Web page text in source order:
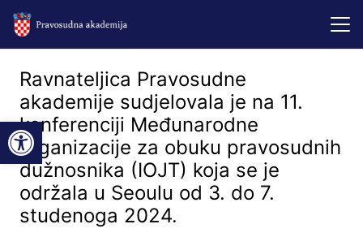
Open toolbar
Ravnateljica Pravosudne
akademije sudjelovala je na 11.
konferenciji Međunarodne
organizacije za obuku pravosudnih
dužnosnika (IOJT) koja se je
održala u Seoulu od 3. do 7.
studenoga 2024.